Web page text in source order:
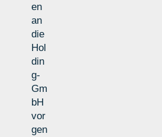
en
an
die
Hol
din
g-
Gm
bH
vor
gen